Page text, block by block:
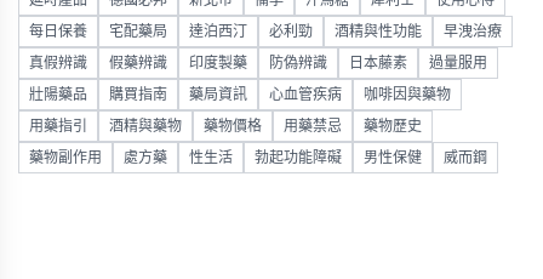
每日保養 宅配藥局 達泊西汀 必利勁 酒精與性功能 早洩治療
真假辨識 假藥辨識 印度製藥 防偽辨識 日本藤素 過量服用
壯陽藥品 購買指南 藥局資訊 心血管疾病 咖啡因與藥物
用藥指引 酒精與藥物 藥物價格 用藥禁忌 藥物歷史
藥物副作用 處方藥 性生活 勃起功能障礙 男性保健 威而鋼